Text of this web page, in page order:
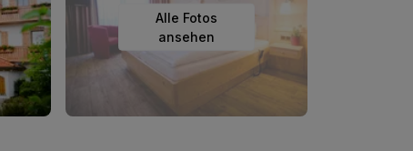
Alle Fotos
ansehen